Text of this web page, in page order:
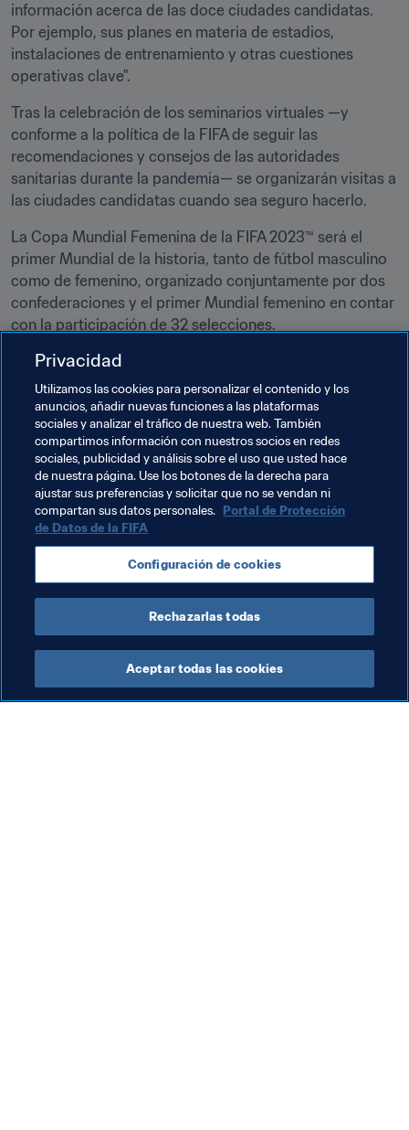
información acerca de las doce ciudades candidatas.
Por ejemplo, sus planes en materia de estadios,
instalaciones de entrenamiento y otras cuestiones
operativas clave".
Tras la celebración de los seminarios virtuales —y
conforme a la política de la FIFA de seguir las
recomendaciones y consejos de las autoridades
sanitarias durante la pandemia— se organizarán visitas a
las ciudades candidatas cuando sea seguro hacerlo.
La Copa Mundial Femenina de la FIFA 2023™ será el
primer Mundial de la historia, tanto de fútbol masculino
como de femenino, organizado conjuntamente por dos
confederaciones y el primer Mundial femenino en contar
con la participación de 32 selecciones.
Si desean obtener más información sobre la Copa
fifa.com o seguirnos en Twitter, Facebook e
Temas relacionados
Organización
Copa Mundial Femenina de la FIFA 2023™
Australia New Zealand
Privacidad
Utilizamos las cookies para personalizar el contenido y los
anuncios, añadir nuevas funciones a las plataformas
sociales y analizar el tráfico de nuestra web. También
compartimos información con nuestros socios en redes
sociales, publicidad y análisis sobre el uso que usted hace
de nuestra página. Use los botones de la derecha para
ajustar sus preferencias y solicitar que no se vendan ni
compartan sus datos personales. Portal de Protección
de Datos de la FIFA
Configuración de cookies
Rechazarlas todas
Aceptar todas las cookies